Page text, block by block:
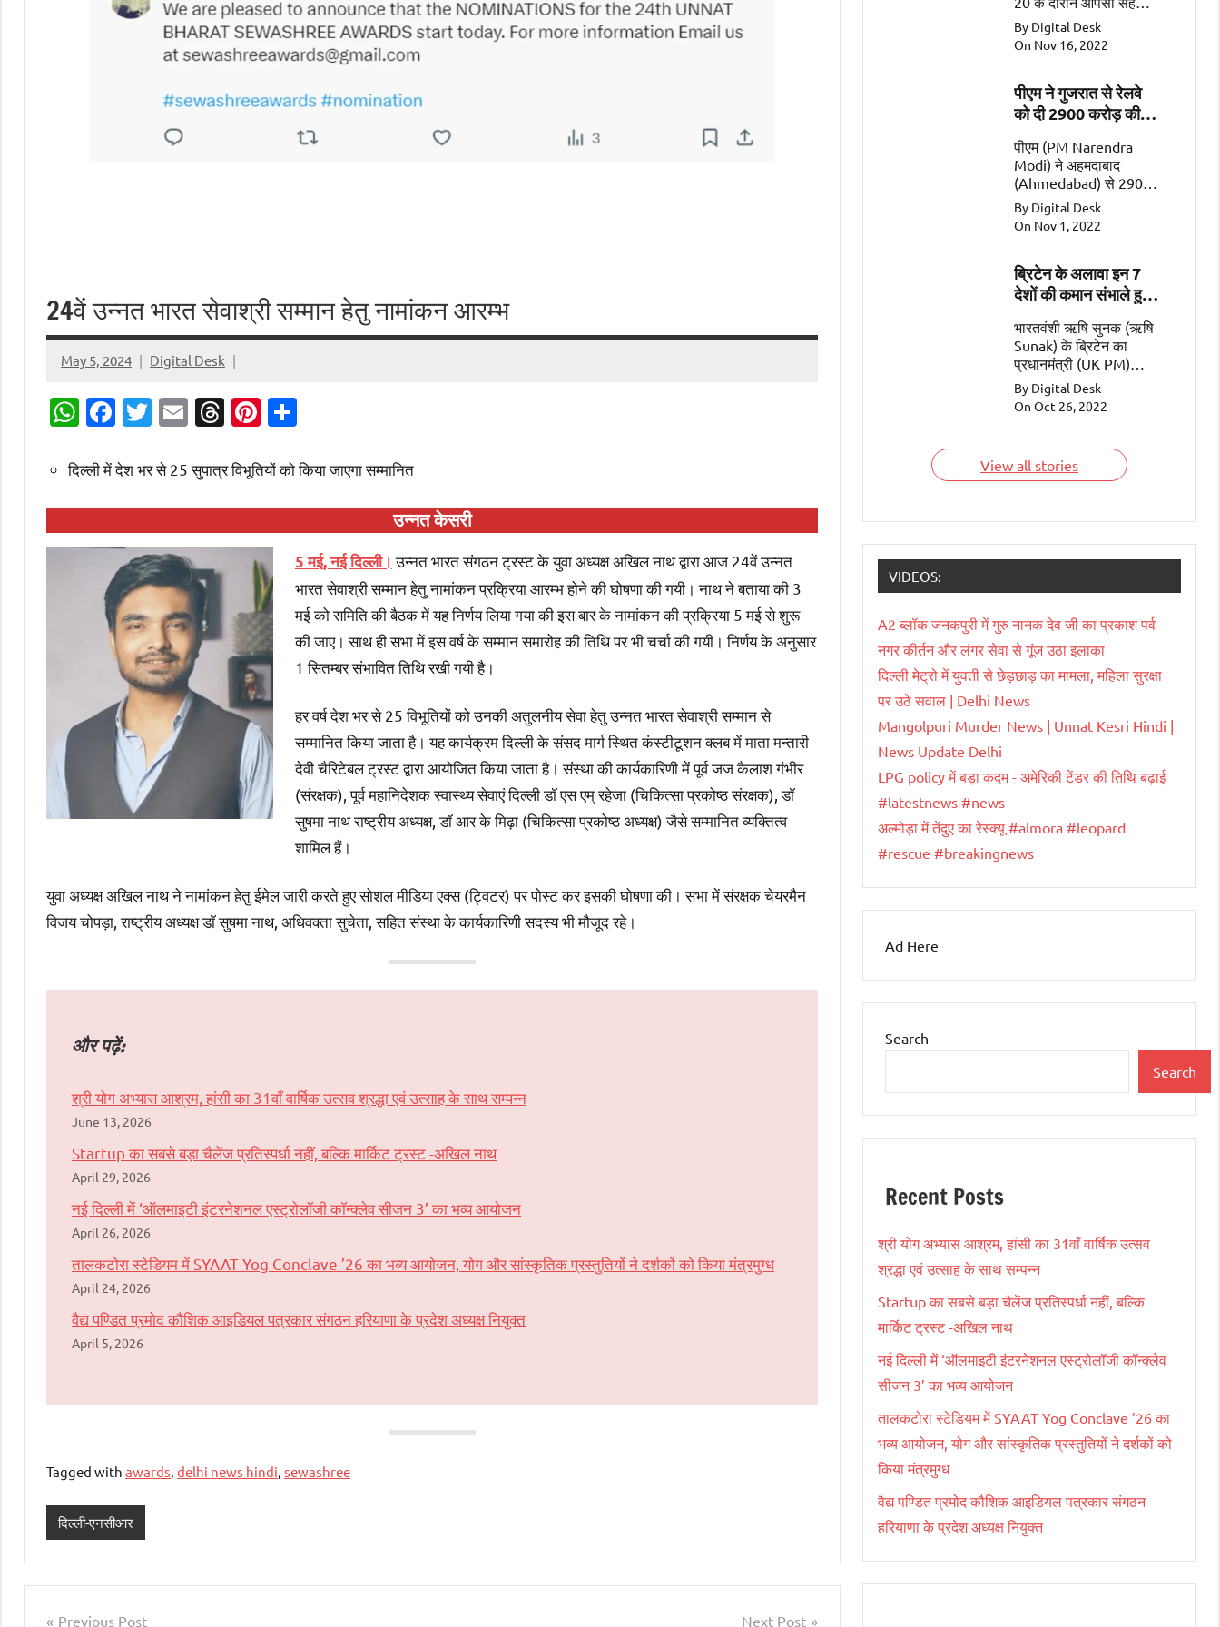
24वें उन्नत भारत सेवाश्री सम्मान हेतु नामांकन आरम्भ
May 5, 2024 Digital Desk
WhatsApp
Facebook
Twitter
EmailThreads
Pinterest
दिल्ली में देश भर से 25 सुपात्र विभूतियों को किया जाएगा सम्मानित
उन्नत केसरी
5 मई, नई दिल्ली। उन्नत भारत संगठन ट्रस्ट के युवा अध्यक्ष अखिल नाथ द्वारा आज 24वें उन्नत
भारत सेवाश्री सम्मान हेतु नामांकन प्रक्रिया आरम्भ होने की घोषणा की गयी। नाथ ने बताया की 3
मई को समिति की बैठक में यह निर्णय लिया गया की इस बार के नामांकन की प्रक्रिया 5 मई से शुरू
की जाए। साथ ही सभा में इस वर्ष के सम्मान समारोह की तिथि पर भी चर्चा की गयी। निर्णय के अनुसार
1 सितम्बर संभावित तिथि रखी गयी है।
हर वर्ष देश भर से 25 विभूतियों को उनकी अतुलनीय सेवा हेतु उन्नत भारत सेवाश्री सम्मान से
सम्मानित किया जाता है। यह कार्यक्रम दिल्ली के संसद मार्ग स्थित कंस्टीटूशन क्लब में माता मन्तारी
देवी चैरिटेबल ट्रस्ट द्वारा आयोजित किया जाता है। संस्था की कार्यकारिणी में पूर्व जज कैलाश गंभीर
(संरक्षक), पूर्व महानिदेशक स्वास्थ्य सेवाएं दिल्ली डॉ एस एम् रहेजा (चिकित्सा प्रकोष्ठ संरक्षक), डॉ
सुषमा नाथ राष्ट्रीय अध्यक्ष, डॉ आर के मिढ़ा (चिकित्सा प्रकोष्ठ अध्यक्ष) जैसे सम्मानित व्यक्तित्व
शामिल हैं।
युवा अध्यक्ष अखिल नाथ ने नामांकन हेतु ईमेल जारी करते हुए सोशल मीडिया एक्स (ट्विटर) पर पोस्ट कर इसकी घोषणा की। सभा में संरक्षक चेयरमैन
विजय चोपड़ा, राष्ट्रीय अध्यक्ष डॉ सुषमा नाथ, अधिवक्ता सुचेता, सहित संस्था के कार्यकारिणी सदस्य भी मौजूद रहे।
और पढ़ें:
श्री योग अभ्यास आश्रम, हांसी का 31वाँ वार्षिक उत्सव श्रद्धा एवं उत्साह के साथ सम्पन्न
June 13, 2026
Startup का सबसे बड़ा चैलेंज प्रतिस्पर्धा नहीं, बल्कि मार्किट ट्रस्ट -अखिल नाथ
April 29, 2026
नई दिल्ली में ‘ऑलमाइटी इंटरनेशनल एस्ट्रोलॉजी कॉन्क्लेव सीजन 3’ का भव्य आयोजन
April 26, 2026
तालकटोरा स्टेडियम में SYAAT Yog Conclave ’26 का भव्य आयोजन, योग और सांस्कृतिक प्रस्तुतियों ने दर्शकों को किया मंत्रमुग्ध
April 24, 2026
वैद्य पण्डित प्रमोद कौशिक आइडियल पत्रकार संगठन हरियाणा के प्रदेश अध्यक्ष नियुक्त
April 5, 2026
Tagged with awards delhi news hindi sewashree
दिल्ली-एनसीआर
Previous Post Next Post
के महत्वपूर्ण क्षेत्रों जैसे कि
व्यापार, गतिशीलता, रक्षा और
सुरक्षा पर चर्चा की
By Digital Desk
On Nov 16, 2022
पीएम ने गुजरात से रेलवे
को दी 2900 करोड़ की
पीएम (PM Narendra
Modi) ने अहमदाबाद
(Ahmedabad) से 2900
करोड़ की 2 रेल
परियोजनाओं (Railway
Projects worth Rs
समर्पित।
By Digital Desk
On Nov 1, 2022
ब्रिटेन के अलावा इन 7
देशों की कमान संभाले हुए
भारतवंशी ऋषि सुनक (ऋषि
Sunak) के ब्रिटेन का
प्रधानमंत्री (UK PM)
बनना एक ऐतिहासिक पल
है। इसके अलावा सात ऐसे
देश हैं जिन्हें भारतवंशी चला
भारतवंशियों के बारे में।
By Digital Desk
On Oct 26, 2022
View all stories
VIDEOS:
A2 ब्लॉक जनकपुरी में गुरु नानक देव जी का प्रकाश पर्व —
नगर कीर्तन और लंगर सेवा से गूंज उठा इलाका
दिल्ली मेट्रो में युवती से छेड़छाड़ का मामला, महिला सुरक्षा
पर उठे सवाल | Delhi News
Mangolpuri Murder News | Unnat Kesri Hindi |
News Update Delhi
LPG policy में बड़ा कदम - अमेरिकी टेंडर की तिथि बढ़ाई
#latestnews #news
अल्मोड़ा में तेंदुए का रेस्क्यू #almora #leopard
#rescue #breakingnews
Ad Here
Search
Search
Recent Posts
श्री योग अभ्यास आश्रम, हांसी का 31वाँ वार्षिक उत्सव
श्रद्धा एवं उत्साह के साथ सम्पन्न
Startup का सबसे बड़ा चैलेंज प्रतिस्पर्धा नहीं, बल्कि
मार्किट ट्रस्ट -अखिल नाथ
नई दिल्ली में ‘ऑलमाइटी इंटरनेशनल एस्ट्रोलॉजी कॉन्क्लेव
सीजन 3’ का भव्य आयोजन
तालकटोरा स्टेडियम में SYAAT Yog Conclave ’26 का
भव्य आयोजन, योग और सांस्कृतिक प्रस्तुतियों ने दर्शकों को
किया मंत्रमुग्ध
वैद्य पण्डित प्रमोद कौशिक आइडियल पत्रकार संगठन
हरियाणा के प्रदेश अध्यक्ष नियुक्त